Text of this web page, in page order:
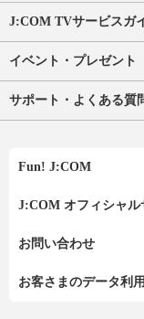
J:COM TVサービスガ
イベント・プレゼント
サポート・よくある質
Fun! J:COM
J:COM オフィシャル
お問い合わせ
お客さまのデータ利